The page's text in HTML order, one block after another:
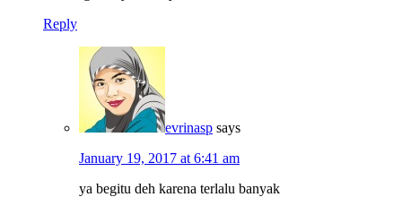
Reply
evrinasp says
January 19, 2017 at 6:41 am
ya begitu deh karena terlalu banyak